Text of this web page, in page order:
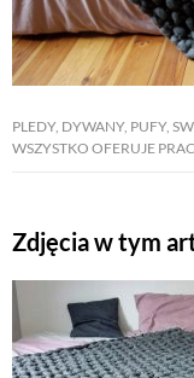
PLEDY, DYWANY, PUFY,
WSZYSTKO OFERUJE
Zdjęcia w tym